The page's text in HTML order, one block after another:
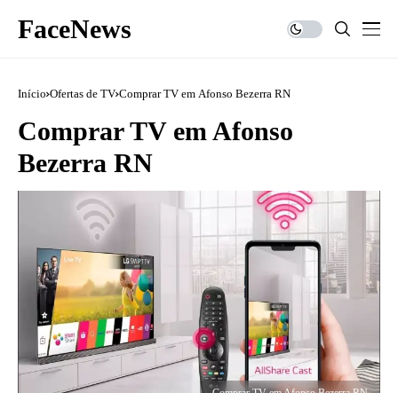
FaceNews
Início Ofertas de TV Comprar TV em Afonso Bezerra RN
Comprar TV em Afonso
Bezerra RN